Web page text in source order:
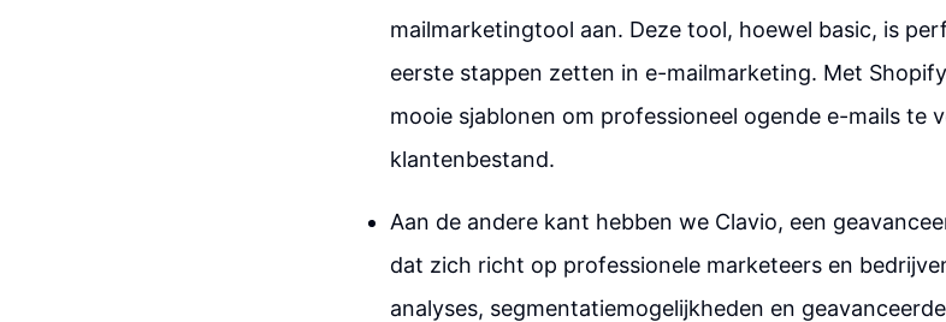
mailmarketingtool aan. Deze tool, hoewel basic, is
eerste stappen zetten in e-mailmarketing. Met
mooie sjablonen om professioneel ogende e-mails te
klantenbestand.
Aan de andere kant hebben we Clavio, een
dat zich richt op professionele marketeers en
analyses, segmentatiemogelijkheden en